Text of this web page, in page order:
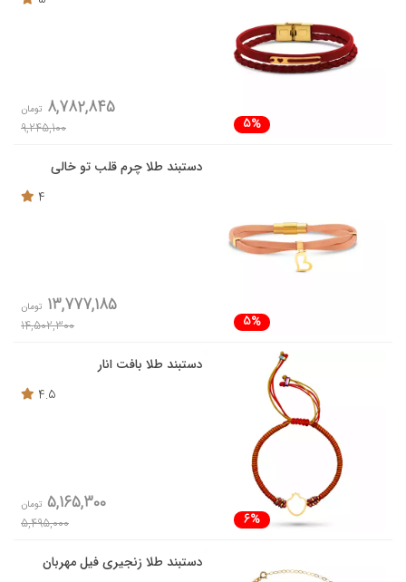
5%
8,782,845 تومان
9,245,100
دستبند طلا چرم قلب تو خالی
4
5%
13,777,185 تومان
14,502,300
دستبند طلا بافت انار
4.5
6%
5,165,300 تومان
5,495,000
دستبند طلا زنجیری فیل مهربان